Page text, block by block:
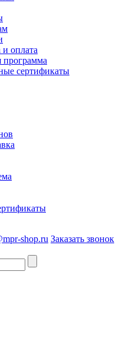
и оплата
программа
сертификаты
shop.ru Заказать звонок